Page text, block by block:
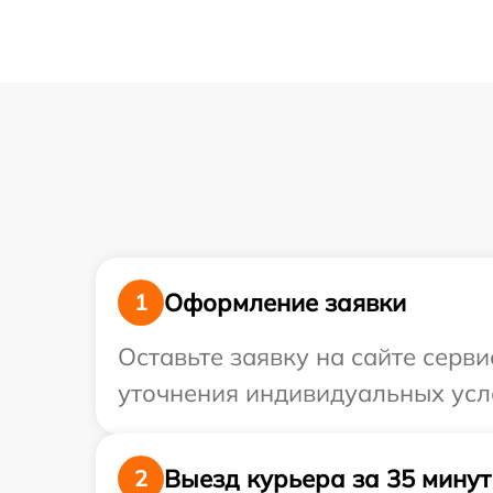
1
Оформление заявки
Оставьте заявку на сайте
уточнения индивидуальных
2 Выезд курьера за 35 минут